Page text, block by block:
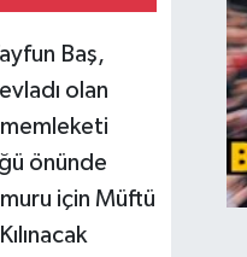
Baş,
olan
önünde
için Müftü